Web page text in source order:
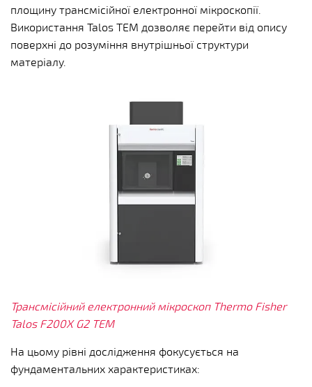
площину трансмісійної електронної мікроскопії.
Використання Talos TEM дозволяє перейти від опису
поверхні до розуміння внутрішньої структури
матеріалу.
Трансмісійний електронний мікроскоп Thermo Fisher
Talos F200X G2 TEM
На цьому рівні дослідження фокусується на
фундаментальних характеристиках: